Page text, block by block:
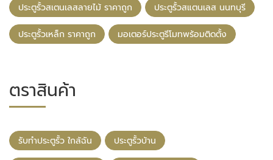
ประตูรั้วสเตนเลสลายไม้ ราคาถูก ประตูรั้วสแตนเลส นนทบุรี
ประตูรั้วเหล็ก ราคาถูก มอเตอร์ประตูรีโมทพร้อมติดตั้ง
ตราสินค้า
รับทําประตูรั้ว ใกล้ฉัน ประตูรั้วบ้าน